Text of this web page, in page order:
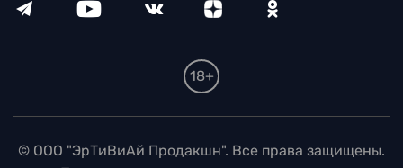
18+
© ООО "ЭрТиВиАй Продакшн". Все права защищены.